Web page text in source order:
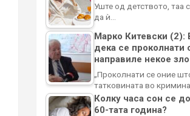
Уште од детството, таа
да ѝ…
Марко Китевски (2):
дека се проколнати
направиле некое зло
„Проколнати се оние што
татковината во
Колку часа сон се
60-тата година?